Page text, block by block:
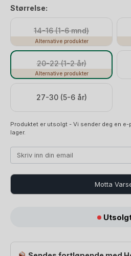
Størrelse:
14-16 (1-6 mnd)
Alternative produkter
20-22 (1-2 år)
Alternative produkter
27-30 (5-6 år)
Produktet er utsolgt - Vi sender deg en
lager.
Motta
-